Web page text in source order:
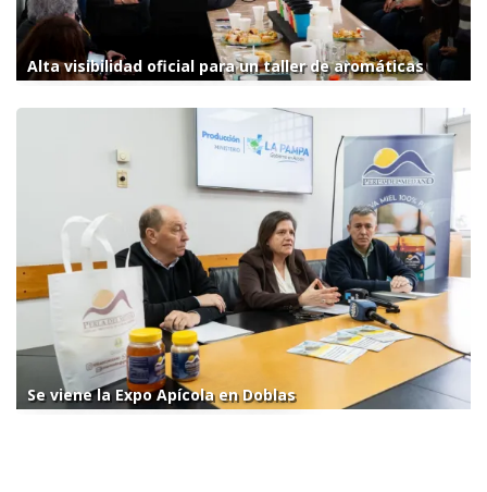
Alta visibilidad oficial para un taller de aromáticas
Se viene la Expo Apícola en Doblas